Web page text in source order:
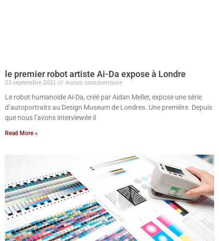
le premier robot artiste Ai-Da expose à Londre
23 septembre 2021
Aucun commentaire
Le robot humanoïde Ai-Da, créé par Aidan Meller, expose une série
d’autoportraits au Design Museum de Londres. Une première. Depuis
que nous l’avons interviewée il
Read More »